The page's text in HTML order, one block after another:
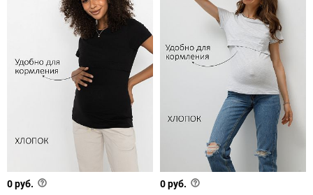
0 руб.
0 руб.